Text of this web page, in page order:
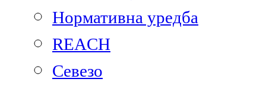
Нормативна уредба
REACH
Севезо